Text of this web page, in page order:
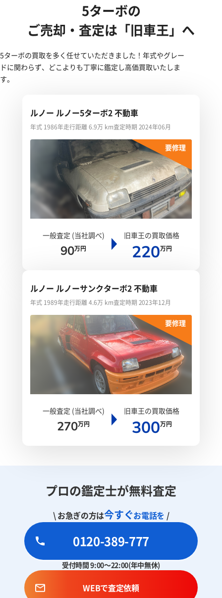
5ターボの
ご売却・査定は「旧車王」へ
5ターボの買取を多く任せていただきました！年式やグレー
ドに関わらず、どこよりも丁寧に鑑定し高価買取いたしま
す。
ルノー ルノー5ターボ2 不動車
年式 1986年走行距離 6.9万 km査定時期 2024年06月
要修理
一般査定 (当社調べ)
90万円
旧車王の買取価格
220万円
ルノー ルノーサンクターボ2 不動車
年式 1989年走行距離 4.6万 km査定時期 2023年12月
要修理
一般査定 (当社調べ)
270万円
旧車王の買取価格
300万円
プロの鑑定士が無料査定
\ お急ぎの方は今すぐお電話を /
0120-389-777
受付時間 9:00～22:00(年中無休)
WEBで査定依頼